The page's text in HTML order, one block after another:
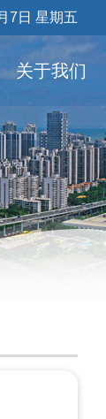
7日 星期五
关于我们